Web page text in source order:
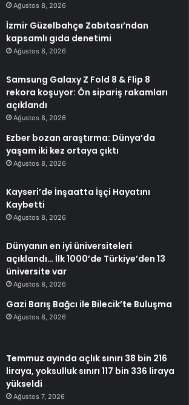
Ağustos 8, 2026
İzmir Güzelbahçe Zabıtası’ndan
kapsamlı gıda denetimi
Ağustos 8, 2026
Samsung Galaxy Z Fold 8 & Flip 8
rekora koşuyor: Ön sipariş rakamları
açıklandı
Ağustos 8, 2026
Ezber bozan araştırma: Dünya’da
yaşam iki kez ortaya çıktı
Ağustos 8, 2026
Kayseri’de İnşaatta İşçi Hayatını
Kaybetti
Ağustos 8, 2026
Dünyanın en iyi üniversiteleri
açıklandı… İlk 1000’de Türkiye’den 13
üniversite var
Ağustos 8, 2026
Gazi Barış Bağcı ile Bilecik’te Buluşma
Ağustos 8, 2026
Temmuz ayında açlık sınırı 38 bin 216
liraya, yoksulluk sınırı 117 bin 336 liraya
yükseldi
Ağustos 7, 2026